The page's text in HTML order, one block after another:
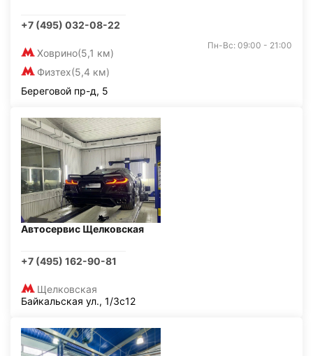
+7 (495) 032-08-22
Ховрино(5,1 км)
Физтех(5,4 км)
Пн-Вс: 09:00 - 21:00
Береговой пр-д, 5
Автосервис Щелковская
+7 (495) 162-90-81
Щелковская
Байкальская ул., 1/3с12